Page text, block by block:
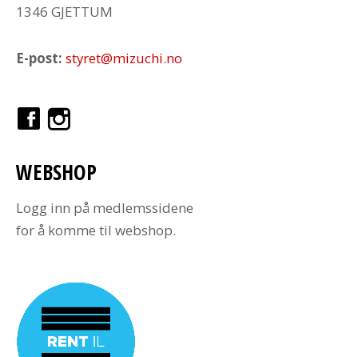
1346 GJETTUM
E-post: styret@mizuchi.no
WEBSHOP
Logg inn på medlemssidene
for å komme til webshop.